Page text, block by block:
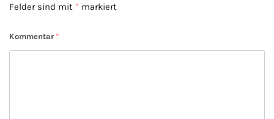
Felder sind mit * markiert
Kommentar *